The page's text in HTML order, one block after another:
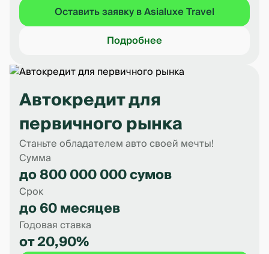
Оставить заявку в Asialuxe Travel
Подробнее
Автокредит для
первичного рынка
Станьте обладателем авто своей мечты!
Сумма
до 800 000 000 сумов
Срок
до 60 месяцев
Годовая ставка
от 20,90%